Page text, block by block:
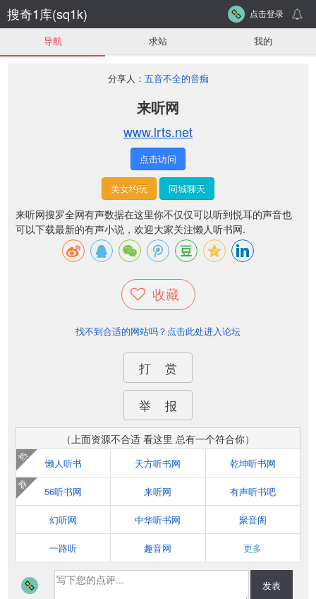
搜奇1库(sq1k) 点击登录
导航 求站 我的
分享人： 五音不全的音痴
来听网
www.lrts.net
点击访问
美女约玩 同城聊天
来听网搜罗全网有声数据在这里你不仅仅可以听到悦耳的声音也
可以下载最新的有声小说，欢迎大家关注懒人听书网.
收藏
找不到合适的网站吗？点击此处进入论坛
打 赏
举 报
（上面资源不合适 看这里 总有一个符合你）
懒人听书
热
天方听书网 乾坤听书网
56听书网
荐
来听网 有声听书吧
幻听网 中华听书网 聚音阁
一路听 趣音网 更多
发表